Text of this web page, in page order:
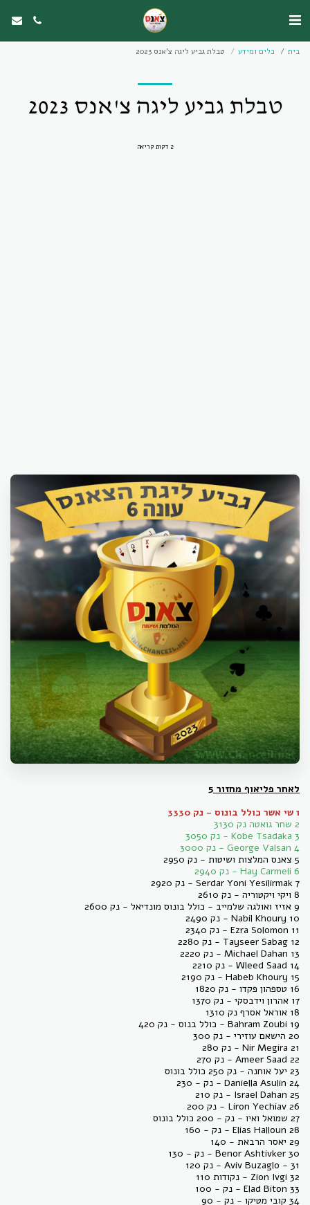
בית כלים ומידע טבלת גביע ליגה צ'אנס 2023
טבלת גביע ליגה צ'אנס 2023
2 דקות קריאה
לאחר פליאוף מחזור 5
1 שי אשר כולל בונוס - נק 3330
2 שחר גואטה נק 3130
3 Kobe Tsadaka - נק 3050
4 George Valsan - נק 3000
5 צאנס המלצות ושיטות - נק 2950
6 Hay Carmeli - נק 2940
7 Serdar Yoni Yesilirmak - נק 2920
8 ויקי ויקטוריה - נק 2610
9 אזיז ואולגה שלמייב - כולל בונוס מונדיאל - נק 2600
10 Nabil Khoury - נק 2490
11 Ezra Solomon - נק 2340
12 Tayseer Sabag - נק 2280
13 Michael Dahan - נק 2220
14 Wleed Saad - נק 2210
15 Habeb Khoury - נק 2190
16 טספהון פקדו - נק 1820
17 אהרון וידבסקי - נק 1370
18 אוראל אסרף נק 1310
19 Bahram Zoubi - כולל בנוס - נק 420
20 הישאם עוזירי - נק 300
21 Nir Megira - נק 280
22 Ameer Saad - נק 270
23 יעל אוחנה - נק 250 כולל בונוס
24 Daniella Asulin - נק - 230
25 Israel Dahan - נק 210
26 Liron Yechiav - נק 200
27 שמואל ואיו - נק - 200 כולל בונוס
28 Elias Halloun - נק - 160
29 יאסר הרבאת - 140
30 Benor Ashtivker - נק - 130
31 - Aviv Buzaglo - נק 120
32 Zion Ivgi - נקודות 110
33 Elad Biton - נק - 100
34 קובי מטיקו - נק - 90